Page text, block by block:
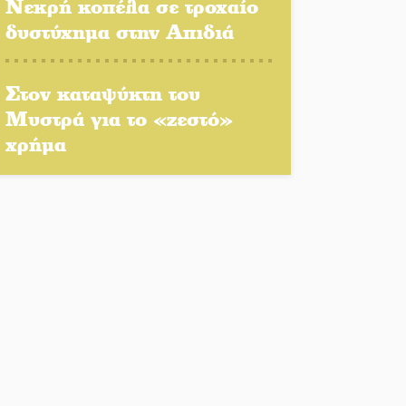
Τζάμπολ για τρίτη χρονιά
στο τουρνουά GNC 3on3 στη
Σκάλα
Νέο χρηματοδοτικό
του οδικού δικτύου της
Νεκρή κοπέλα σε τροχαίο
δυστύχημα στην Απιδιά
Στον καταψύκτη του
Μυστρά για το «ζεστό»
χρήμα